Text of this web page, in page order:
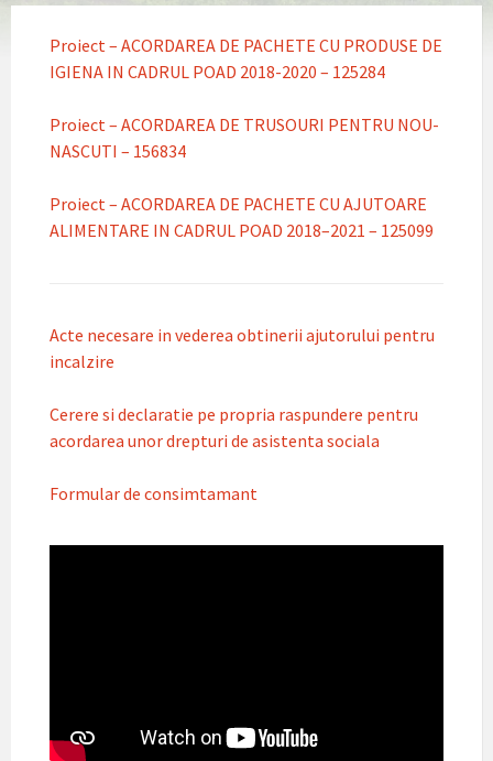
Proiect – ACORDAREA DE PACHETE CU PRODUSE DE
IGIENA IN CADRUL POAD 2018-2020 – 125284
Proiect – ACORDAREA DE TRUSOURI PENTRU NOU-
NASCUTI – 156834
Proiect – ACORDAREA DE PACHETE CU AJUTOARE
ALIMENTARE IN CADRUL POAD 2018–2021 – 125099
Acte necesare in vederea obtinerii ajutorului pentru
incalzire
Cerere si declaratie pe propria raspundere pentru
acordarea unor drepturi de asistenta sociala
Formular de consimtamant